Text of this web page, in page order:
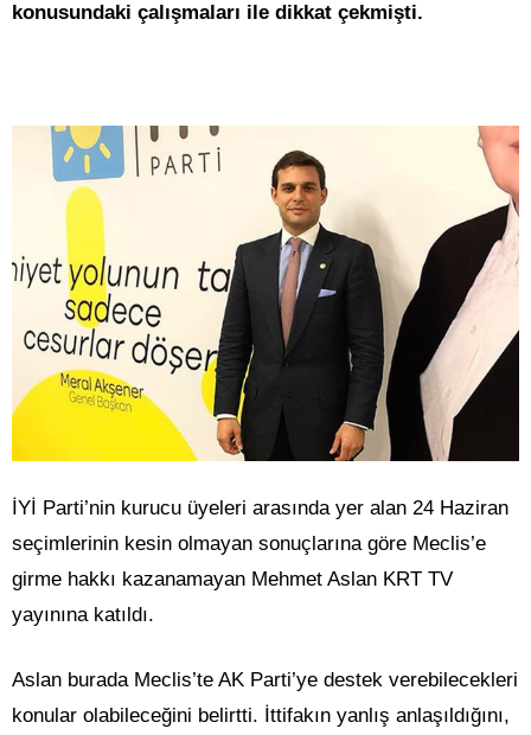
konusundaki çalışmaları ile dikkat çekmişti.
İYİ Parti’nin kurucu üyeleri arasında yer alan 24 Haziran
seçimlerinin kesin olmayan sonuçlarına göre Meclis’e
girme hakkı kazanamayan Mehmet Aslan KRT TV
yayınına katıldı.
Aslan burada Meclis’te AK Parti’ye destek verebilecekleri
konular olabileceğini belirtti. İttifakın yanlış anlaşıldığını,